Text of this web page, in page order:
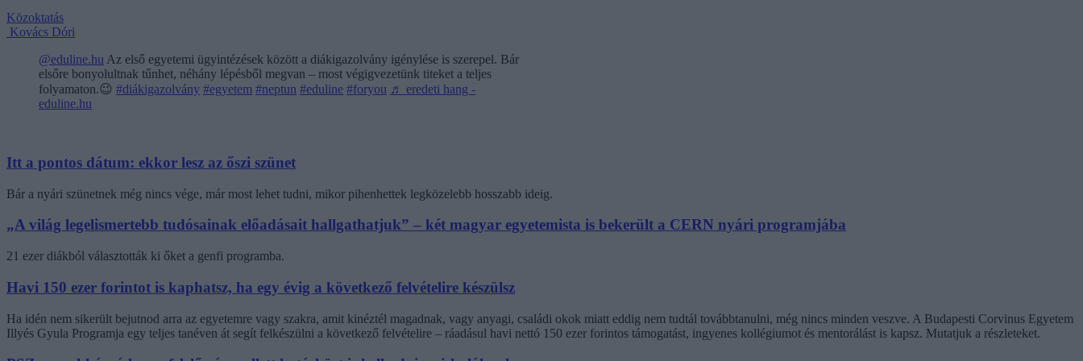
Közoktatás
Kovács Dóri
@eduline.hu Az első egyetemi ügyintézések között a diákigazolvány igénylése is szerepel. Bár
elsőre bonyolultnak tűnhet, néhány lépésből megvan – most végigvezetünk titeket a teljes
folyamaton.😉 #diákigazolvány #egyetem #neptun #eduline #foryou ♬ eredeti hang -
eduline.hu
Itt a pontos dátum: ekkor lesz az őszi szünet
Bár a nyári szünetnek még nincs vége, már most lehet tudni, mikor pihenhettek legközelebb hosszabb ideig.
„A világ legelismertebb tudósainak előadásait hallgathatjuk” – két magyar egyetemista is bekerült a CERN nyári programjába
21 ezer diákból választották ki őket a genfi programba.
Havi 150 ezer forintot is kaphatsz, ha egy évig a következő felvételire készülsz
Ha idén nem sikerült bejutnod arra az egyetemre vagy szakra, amit kinéztél magadnak, vagy anyagi, családi okok miatt eddig nem tudtál továbbtanulni, még nincs minden veszve. A Budapesti Corvinus Egyetem
Illyés Gyula Programja egy teljes tanéven át segít felkészülni a következő felvételire – ráadásul havi nettó 150 ezer forintos támogatást, ingyenes kollégiumot és mentorálást is kapsz. Mutatjuk a részleteket.